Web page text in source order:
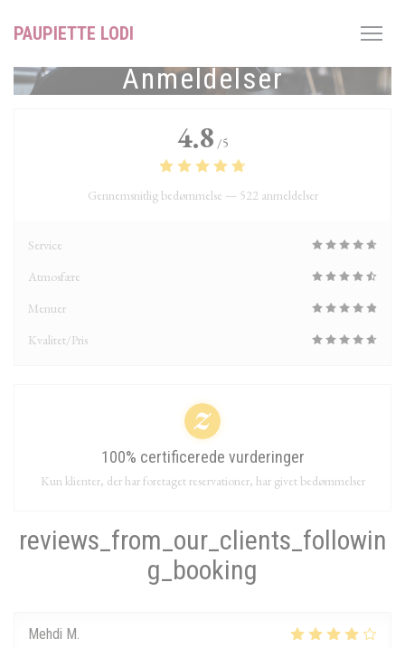
PAUPIETTE LODI
Anmeldelser
reviews_from_our_clients_followin
g_booking
Mehdi M
4.8 /5
Gennemsnitlig bedømmelse — 522 anmeldelser
Service
Atmosfære
Menuer
Kvalitet/Pris
100% certificerede vurderinger
Kun klienter, der har foretaget reservationer, har givet bedømmelser